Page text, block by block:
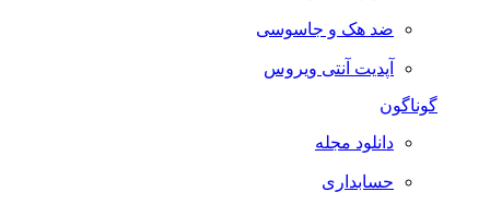
ضد هک و جاسوسی
آپدیت آنتی ویروس
گوناگون
دانلود مجله
حسابداری